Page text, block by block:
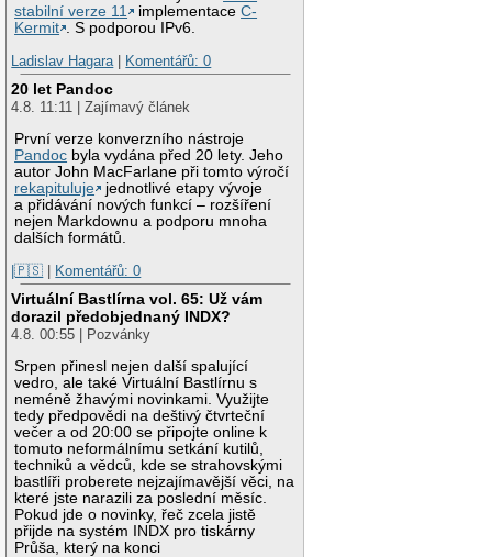
stabilní verze 11
implementaceC-
Kermit . S podporou IPv6.
Ladislav Hagara | Komentářů: 0
20 let Pandoc
4.8. 11:11 | Zajímavý článek
První verze konverzního nástroje
Pandoc byla vydána před 20 lety. Jeho
autor John MacFarlane při tomto výročí
rekapituluje
jednotlivé etapy vývoje
a přidávání nových funkcí – rozšíření
nejen Markdownu a podporu mnoha
dalších formátů.
|🇵🇸 | Komentářů: 0
Virtuální Bastlírna vol. 65: Už vám
dorazil předobjednaný INDX?
4.8. 00:55 | Pozvánky
Srpen přinesl nejen další spalující
vedro, ale také Virtuální Bastlírnu s
neméně žhavými novinkami. Využijte
tedy předpovědi na deštivý čtvrteční
večer a od 20:00 se připojte online k
tomuto neformálnímu setkání kutilů,
techniků a vědců, kde se strahovskými
bastlíři proberete nejzajímavější věci, na
které jste narazili za poslední měsíc.
Pokud jde o novinky, řeč zcela jistě
přijde na systém INDX pro tiskárny
Průša, který na konci